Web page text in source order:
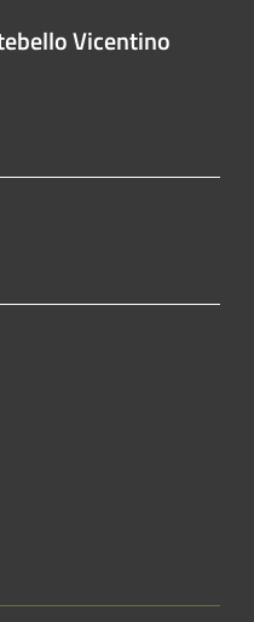
Vicentino